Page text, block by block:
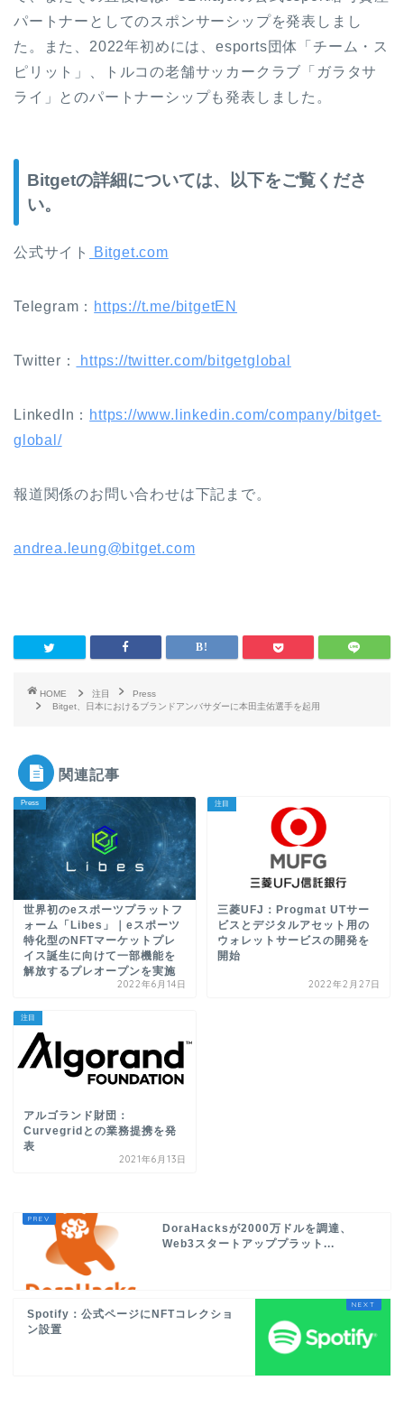
パートナーとしてのスポンサーシップを発表しまし
た。また、 2022年初めには、esports団体「チーム・ス
ピリット」、トルコの老舗サッカークラブ「ガラタサ
ライ」とのパートナーシップも発表しました。
Bitgetの詳細については、以下をご覧くださ
い。
公式サイト Bitget.com
Telegram ： https://t.me/bitgetEN
Twitter ： https://twitter.com/bitgetglobal
LinkedIn ： https://www.linkedin.com/company/bitget-
global/
報道関係のお問い合わせは下記まで。
andrea.leung@bitget.com
HOME 注目
Press
Bitget、日本におけるブランドアンバサダーに本田圭佑選手を起用
関連記事
Press
世界初のeスポーツプラットフ
ォーム「Libes」｜eスポーツ
特化型のNFTマーケットプレ
イス誕生に向けて一部機能を
解放するプレオープンを実施
2022年6月14日
注目
三菱UFJ：Progmat UTサー
ビスとデジタルアセット用の
ウォレットサービスの開発を
開始
2022年2月27日
注目
アルゴランド財団：
Curvegridとの業務提携を発
表
2021年6月13日
DoraHacksが2000万ドルを調達、
Web3スタートアッププラット...
Spotify：公式ページにNFTコレクショ
ン設置